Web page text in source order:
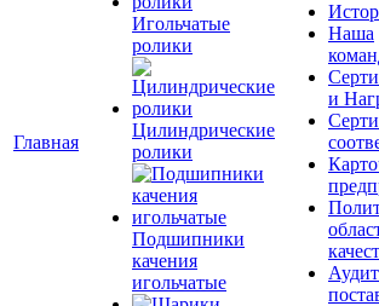
Главная
Игольчатые
ролики
Цилиндрические
ролики
Подшипники
качения
игольчатые
Наша
и